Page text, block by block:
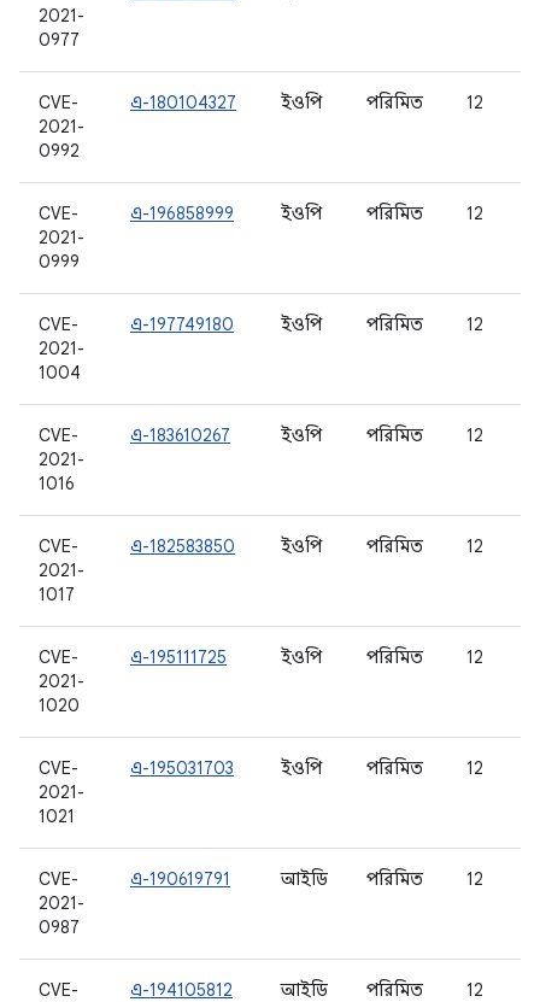
2021-
0977
CVE-
2021-
0992
এ-180104327 ইওপি পরিমিত 12
CVE-
2021-
0999
এ-196858999 ইওপি পরিমিত 12
CVE-
2021-
1004
এ-197749180 ইওপি পরিমিত 12
CVE-
2021-
1016
এ-183610267 ইওপি পরিমিত 12
CVE-
2021-
1017
এ-182583850 ইওপি পরিমিত 12
CVE-
2021-
1020
এ-195111725 ইওপি পরিমিত 12
CVE-
2021-
1021
এ-195031703 ইওপি পরিমিত 12
CVE-
2021-
0987
এ-190619791 আইডি পরিমিত 12
CVE-
এ-194105812 আইডি পরিমিত 12